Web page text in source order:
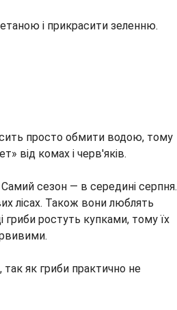
і прикрасити зеленню.
просто обмити водою, тому
від комах і черв'яків.
сезон — в середині серпня.
лісах. Також вони люблять
гриби ростуть купками, тому їх
як гриби практично не